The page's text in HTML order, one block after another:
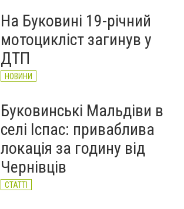
області обмежили рух
великовагового транспорту
НОВИНИ
На Буковині 19-річний
мотоцикліст загинув у
ДТП
НОВИНИ
Буковинські Мальдіви в
селі Іспас: приваблива
локація за годину від
Чернівців
СТАТТІ